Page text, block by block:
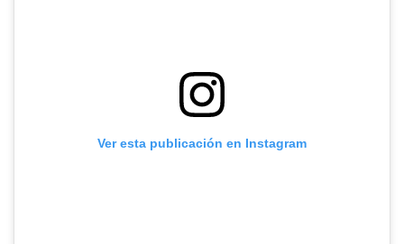
Ver esta publicación en Instagram